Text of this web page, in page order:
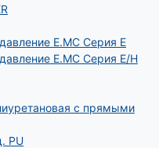
E.MC Серия E
E.MC Серия E/H
с прямыми
РU